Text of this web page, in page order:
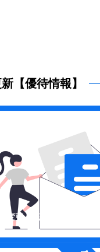
【優待情報】
変更・廃止】開示情報一